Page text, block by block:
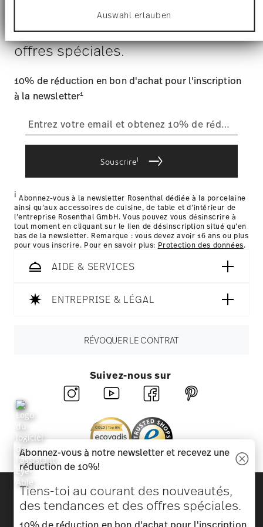
Website zu analysieren. Außerdem geben wir
Informationen zu Ihrer Verwendung unserer
Website an unsere Partner für soziale Medien,
Werbung und Analysen weiter. Unsere Partner
führen diese Informationen möglicherweise mit
bereitgestellt haben oder die sie im Rahmen Ihrer
Nutzung der Dienste gesammelt haben.
Auswahl erlauben
Issued by: Callway Verlag | München | Germany
Sans danger pour le contact
s'élèvent à € 12,90 par commande./li>
Délai de livraison: 5-7 jours ouvrables pour les articles en
stock.
Fournisseur de services d'expédition: Nous livrons en
Suivi: Vous recevrez un code de suivi par e-mail dès que
votre colis sera expédié.
retours
Livraison dans d'autres pays
les détails pour chaque pays de livraison
ici
Tiens-toi au courant des
nouveautés, des tendances et des
offres spéciales.
10% de réduction en bon d'achat pour l'inscription
à la newsletter1
Souscrirei
i Abonnez-vous à la newsletter Rosenthal dédiée à la porcelaine
ainsi qu’aux accessoires de cuisine, de table et d’intérieur de
l’entreprise Rosenthal GmbH. Vous pouvez vous désinscrire à
tout moment en cliquant sur le lien de désinscription situé qu’en
bas de la newsletter. Remarque : vous devez avoir 16 ans ou plus
pour vous inscrire. Pour en savoir plus: Protection des données.
AIDE & SERVICES
ENTREPRISE & LÉGAL
RÉVOQUER LE CONTRAT
Suivez-nous sur
Découvrez toutes nos marques
Beauté et fonctionnalité pour votre maison
Abonnez-vous à notre newsletter et recevez une
réduction de 10%!
Tiens-toi au courant des nouveautés,
des tendances et des offres spéciales.